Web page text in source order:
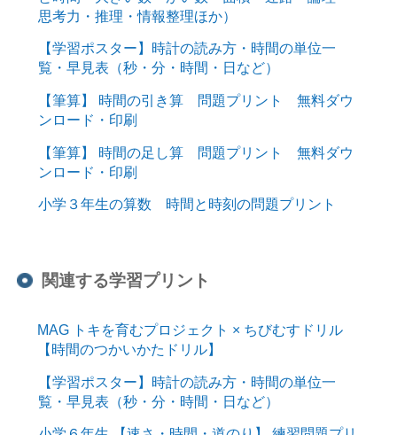
思考力・推理・情報整理ほか）
【学習ポスター】時計の読み方・時間の単位一
覧・早見表（秒・分・時間・日など）
【筆算】 時間の引き算 問題プリント 無料ダウ
ンロード・印刷
【筆算】 時間の足し算 問題プリント 無料ダウ
ンロード・印刷
小学３年生の算数 時間と時刻の問題プリント
関連する学習プリント
MAG トキを育むプロジェクト × ちびむすドリル
【時間のつかいかたドリル】
【学習ポスター】時計の読み方・時間の単位一
覧・早見表（秒・分・時間・日など）